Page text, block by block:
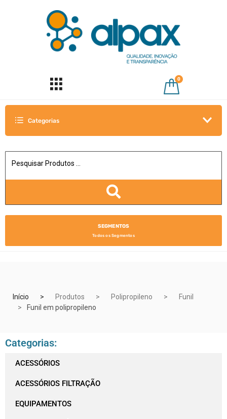
0
Categorias
SEGMENTOS
Todos os Segmentos
Início Produtos Polipropileno
Funil
Funil em polipropileno
Categorias:
ACESSÓRIOS
ACESSÓRIOS FILTRAÇÃO
EQUIPAMENTOS